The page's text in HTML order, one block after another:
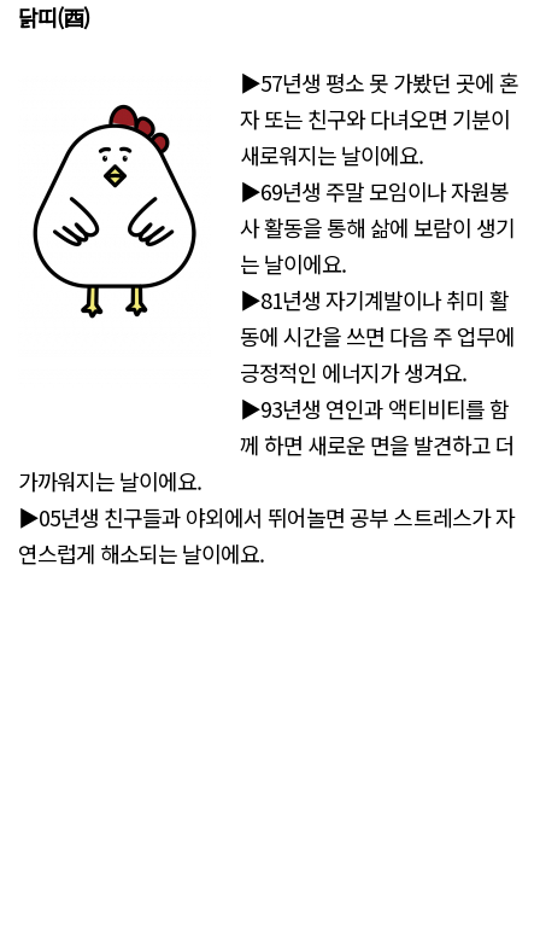
닭띠(酉)
▶57년생 평소 못 가봤던 곳에 혼
자 또는 친구와 다녀오면 기분이
새로워지는 날이에요.
▶69년생 주말 모임이나 자원봉
사 활동을 통해 삶에 보람이 생기
는 날이에요.
▶81년생 자기계발이나 취미 활
동에 시간을 쓰면 다음 주 업무에
긍정적인 에너지가 생겨요.
▶93년생 연인과 액티비티를 함
께 하면 새로운 면을 발견하고 더
가까워지는 날이에요.
▶05년생 친구들과 야외에서 뛰어놀면 공부 스트레스가 자
연스럽게 해소되는 날이에요.